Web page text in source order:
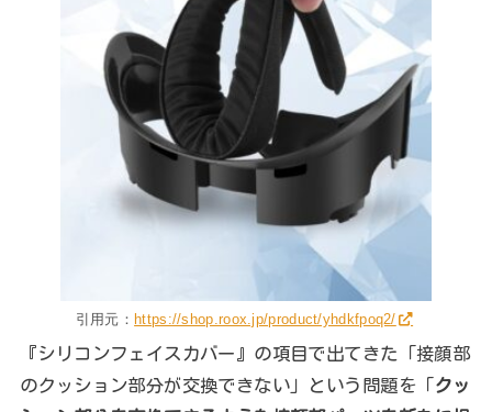
引用元： https://shop.roox.jp/product/yhdkfpoq2/
『シリコンフェイスカバー』の項目で出てきた「接顔部
のクッション部分が交換できない」という問題を「クッ